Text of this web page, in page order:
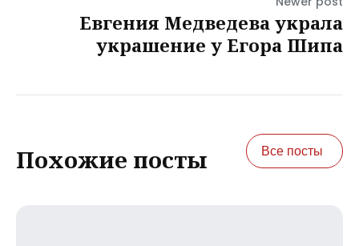
Евгения Медведева украла
украшение у Егора Шипа
Похожие посты Все посты